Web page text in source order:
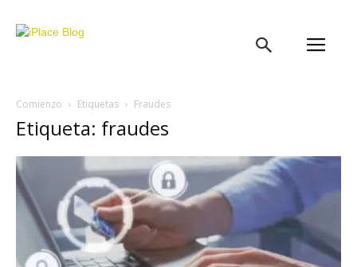
Comienzo Etiquetas Fraudes
Etiqueta: fraudes